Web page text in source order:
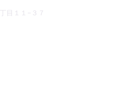
目１１−３７